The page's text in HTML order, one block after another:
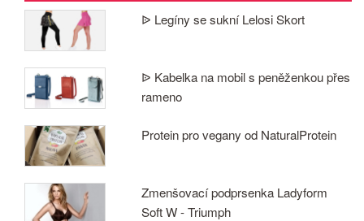
ᐉ Legíny se sukní Lelosi Skort
ᐉ Kabelka na mobil s peněženkou přes
rameno
Protein pro vegany od NaturalProtein
Zmenšovací podprsenka Ladyform
Soft W - Triumph